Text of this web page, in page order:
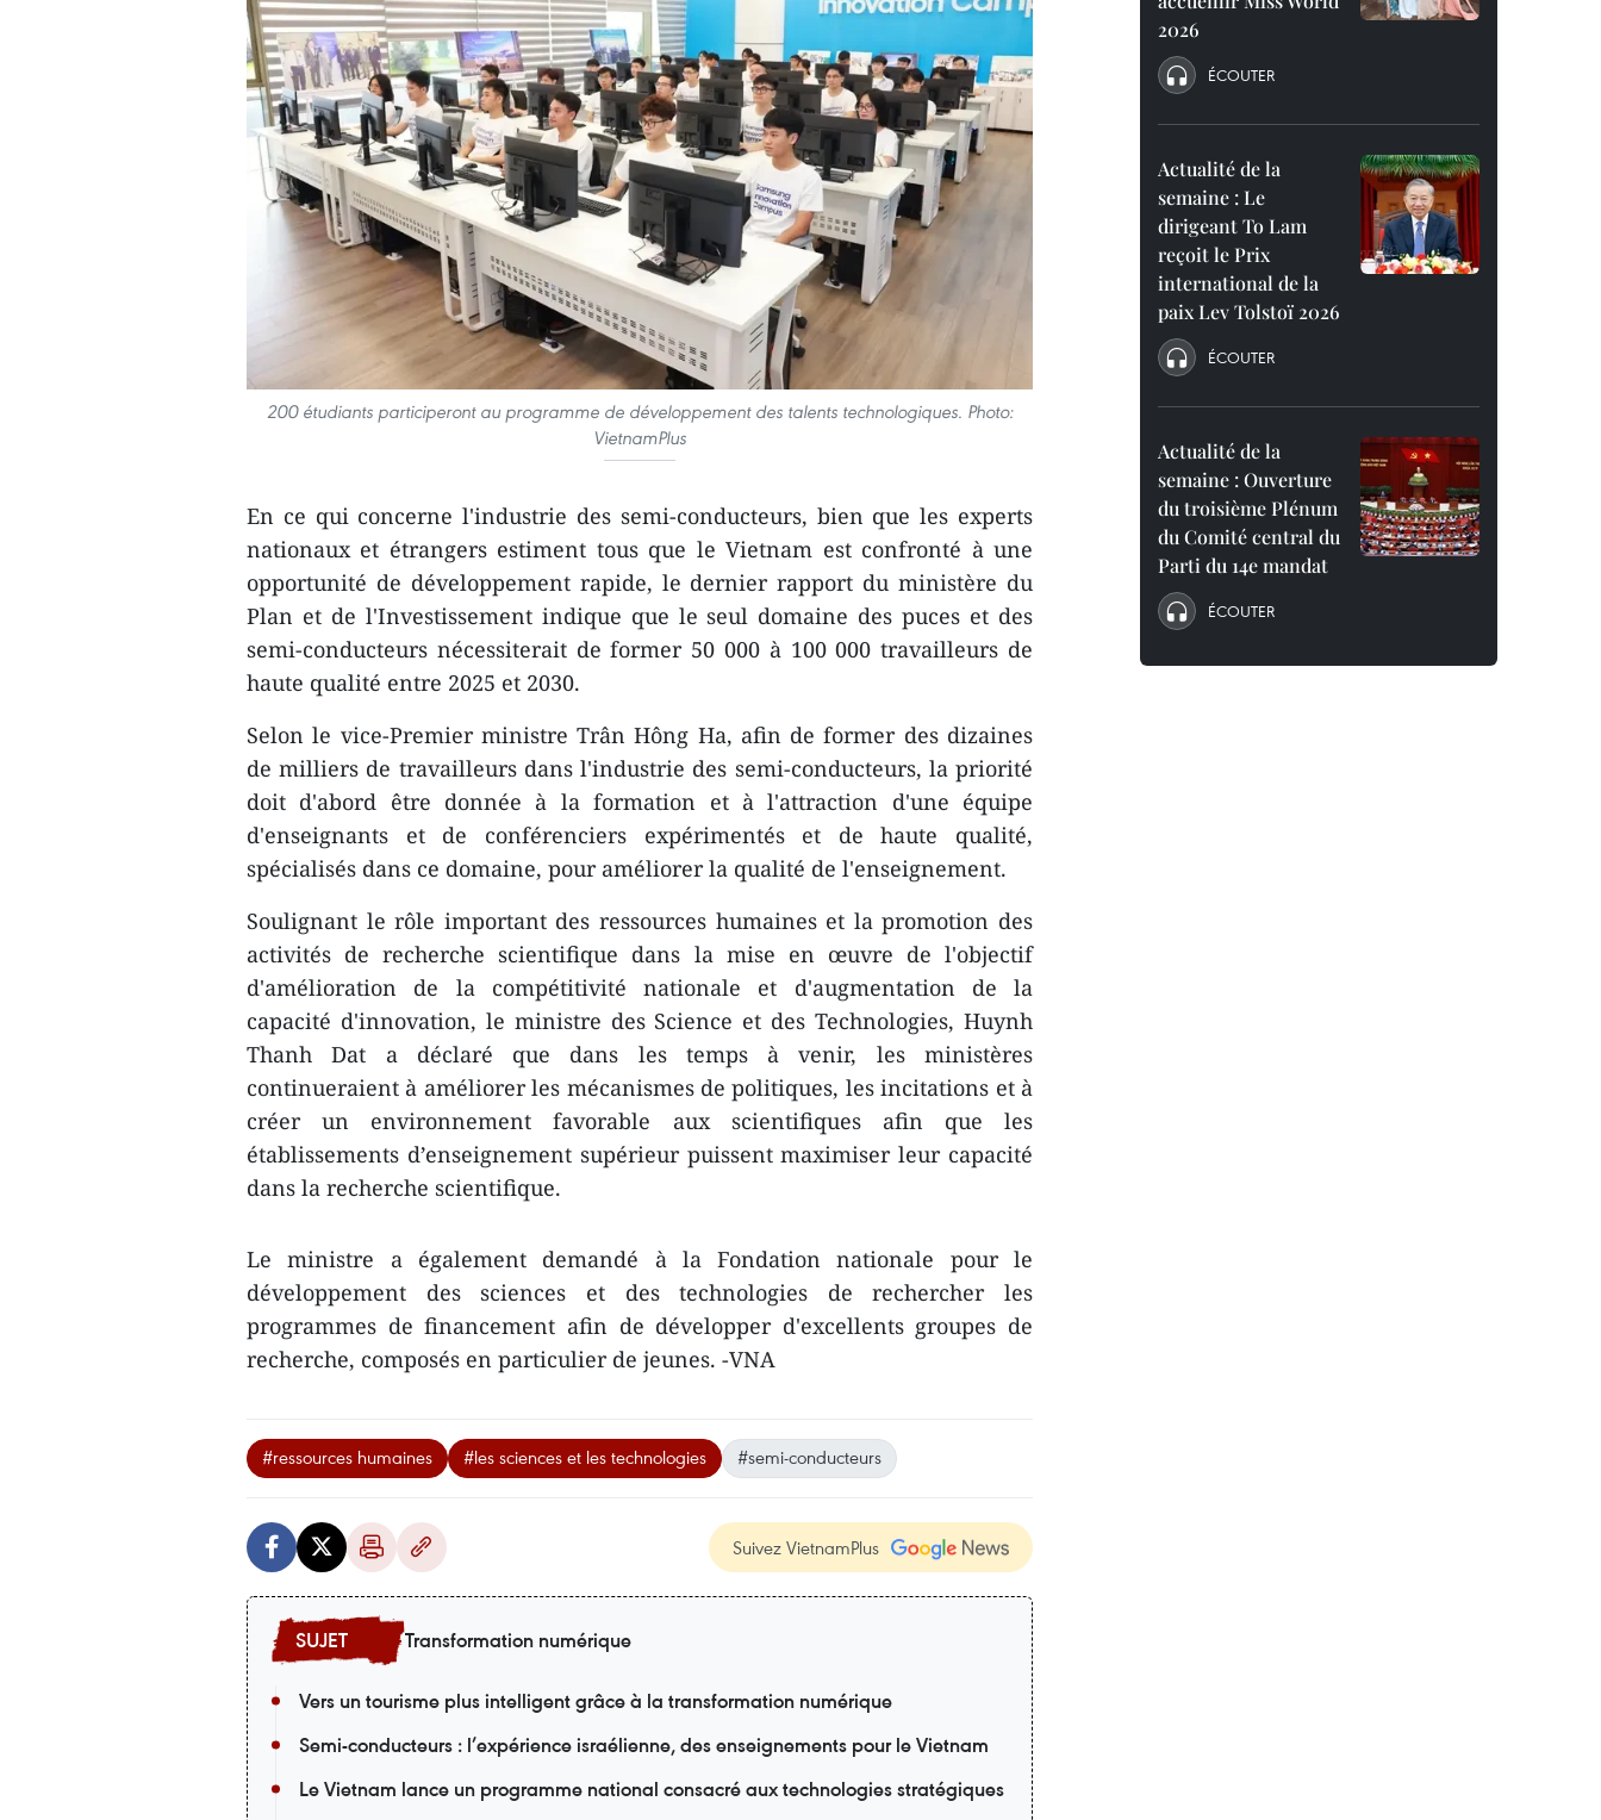
200 étudiants participeront au programme de développement des talents technologiques. Photo:
VietnamPlus
En ce qui concerne l'industrie des semi-conducteurs, bien que les experts
nationaux et étrangers estiment tous que le Vietnam est confronté à une
opportunité de développement rapide, le dernier rapport du ministère du
Plan et de l'Investissement indique que le seul domaine des puces et des
semi-conducteurs nécessiterait de former 50 000 à 100 000 travailleurs de
haute qualité entre 2025 et 2030.
Selon le vice-Premier ministre Trân Hông Ha, afin de former des dizaines
de milliers de travailleurs dans l'industrie des semi-conducteurs, la priorité
doit d'abord être donnée à la formation et à l'attraction d'une équipe
d'enseignants et de conférenciers expérimentés et de haute qualité,
spécialisés dans ce domaine, pour améliorer la qualité de l'enseignement.
Soulignant le rôle important des ressources humaines et la promotion des
activités de recherche scientifique dans la mise en œuvre de l'objectif
d'amélioration de la compétitivité nationale et d'augmentation de la
capacité d'innovation, le ministre des Science et des Technologies, Huynh
Thanh Dat a déclaré que dans les temps à venir, les ministères
continueraient à améliorer les mécanismes de politiques, les incitations et à
créer un environnement favorable aux scientifiques afin que les
établissements d’enseignement supérieur puissent maximiser leur capacité
dans la recherche scientifique.
Le ministre a également demandé à la Fondation nationale pour le
développement des sciences et des technologies de rechercher les
programmes de financement afin de développer d'excellents groupes de
recherche, composés en particulier de jeunes. -VNA
#ressources humaines #les sciences et les technologies #semi-conducteurs
Suivez VietnamPlus
Transformation numérique
Vers un tourisme plus intelligent grâce à la transformation numérique
Semi-conducteurs : l’expérience israélienne, des enseignements pour le Vietnam
Le Vietnam lance un programme national consacré aux technologies stratégiques
2026
ÉCOUTER
Actualité de la
semaine : Le
dirigeant To Lam
reçoit le Prix
international de la
paix Lev Tolstoï 2026
ÉCOUTER
Actualité de la
semaine : Ouverture
du troisième Plénum
du Comité central du
Parti du 14e mandat
ÉCOUTER